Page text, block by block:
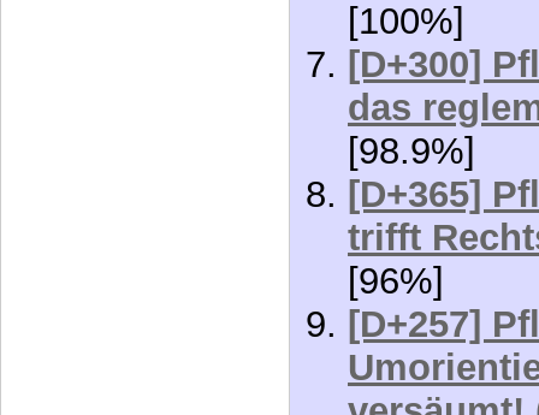
[D+293]
das
[100%]
[D+300]
das
[98.9%]
[D+365]
trifft
[96%]